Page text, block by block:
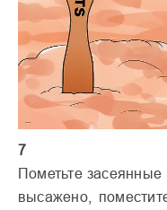
7
Пометьте
высажено,